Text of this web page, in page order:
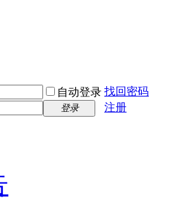
自动登录 找回密码
登录 注册